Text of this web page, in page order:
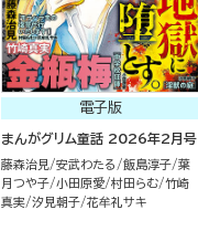
電子版
まんがグリム童話 2026年2月号
藤森治見 安武わたる 飯島淳子 葉
月つや子 小田原愛 村田らむ 竹崎
真実 汐見朝子 花牟礼サキ